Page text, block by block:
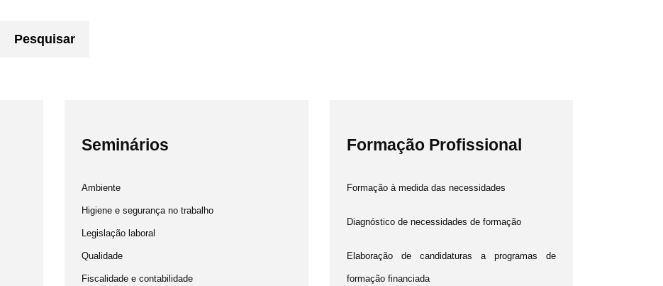
Pesquisar
Seminários
Ambiente
Higiene e segurança no trabalho
Legislação laboral
Qualidade
Fiscalidade e contabilidade
Formação Profissional
Formação à medida das necessidades
Diagnóstico de necessidades de formação
Elaboração de candidaturas a programas de
formação financiada